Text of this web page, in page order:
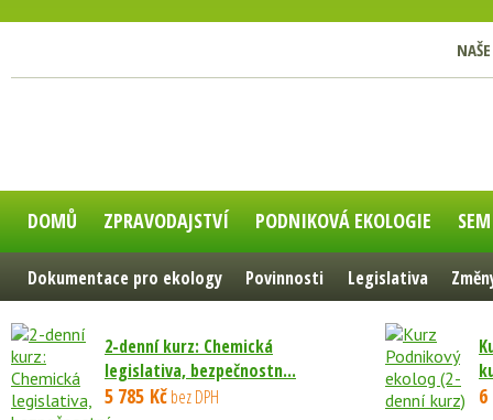
DOMŮ ZPRAVODAJSTVÍ PODNIKOVÁ EKOLOGIE
Dokumentace pro ekology Povinnosti Legislativa
2-denní kurz: Chemická
legislativa, bezpečnostn...
5 785 Kčbez DPH 6